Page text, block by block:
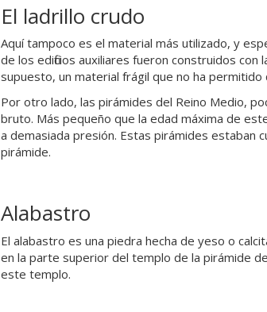
El ladrillo crudo
Aquí tampoco es el material más utilizado, y
de los edificios auxiliares fueron construidos
supuesto, un material frágil que no ha permitido
Por otro lado, las pirámides del Reino Medio,
bruto. Más pequeño que la edad máxima de
a demasiada presión. Estas pirámides estaban
pirámide.
Alabastro
El alabastro es una piedra hecha de yeso o
en la parte superior del templo de la pirámide
este templo.